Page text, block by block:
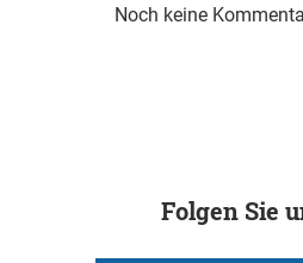
Noch keine
Folgen Sie